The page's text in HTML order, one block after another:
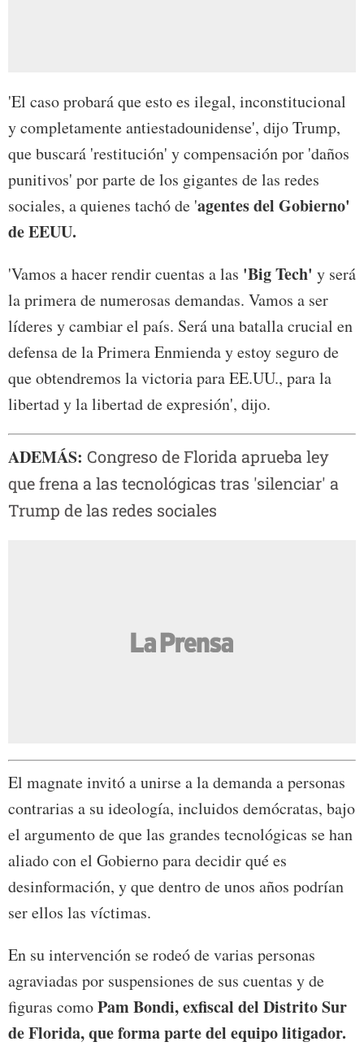
'El caso probará que esto es ilegal, inconstitucional
y completamente antiestadounidense', dijo Trump,
que buscará 'restitución' y compensación por 'daños
punitivos' por parte de los gigantes de las redes
sociales, a quienes tachó de 'agentes del Gobierno'
de EEUU.
'Vamos a hacer rendir cuentas a las 'Big Tech' y será
la primera de numerosas demandas. Vamos a ser
líderes y cambiar el país. Será una batalla crucial en
defensa de la Primera Enmienda y estoy seguro de
que obtendremos la victoria para EE.UU., para la
libertad y la libertad de expresión', dijo.
ADEMÁS: Congreso de Florida aprueba ley
que frena a las tecnológicas tras 'silenciar' a
Trump de las redes sociales
El magnate invitó a unirse a la demanda a personas
contrarias a su ideología, incluidos demócratas, bajo
el argumento de que las grandes tecnológicas se han
aliado con el Gobierno para decidir qué es
desinformación, y que dentro de unos años podrían
ser ellos las víctimas.
En su intervención se rodeó de varias personas
agraviadas por suspensiones de sus cuentas y de
figuras comoPam Bondi, exfiscal del Distrito Sur
de Florida, que forma parte del equipo litigador.